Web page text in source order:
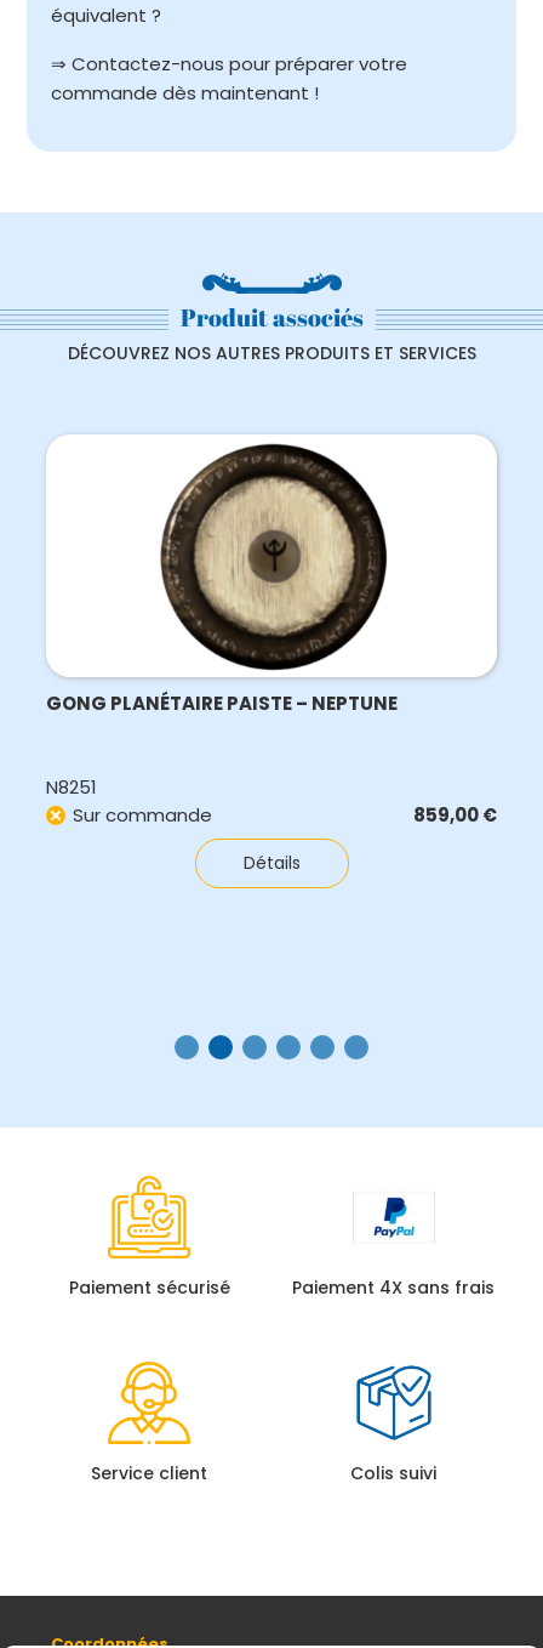
équivalent ?
⇒ Contactez-nous pour préparer votre
commande dès maintenant !
Produit associés
DÉCOUVREZ NOS AUTRES PRODUITS ET SERVICES
GONG PLANÉTAIRE PAISTE – NEPTUNE
N8251
Sur commande
859,00€
Détails
Paiement sécurisé Paiement 4X sans frais
Service client Colis suivi